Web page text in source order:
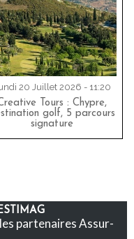
20 Juillet 2026 - 11:20
Tours : Chypre,
golf, 5 parcours
signature
partenaires Assur-